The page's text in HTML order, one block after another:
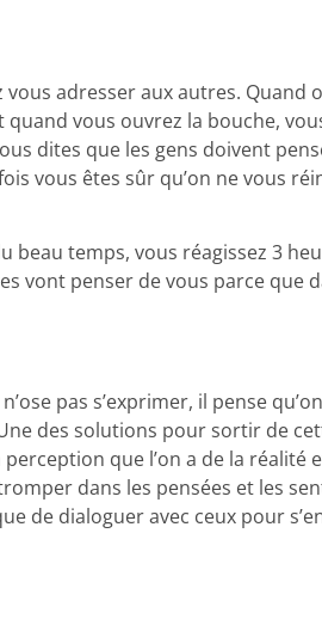
adresser aux autres. Quand
vous ouvrez la bouche,
dites que les gens doivent
vous êtes sûr qu’on ne vous
beau temps, vous réagissez 3
vont penser de vous parce que
pas s’exprimer, il pense
des solutions pour sortir de
que l’on a de la réalité
dans les pensées et les
de dialoguer avec ceux pour